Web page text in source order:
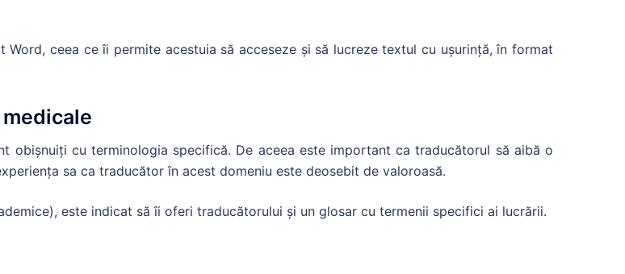
ceea ce îi permite acestuia să acceseze și să lucreze textul cu ușurință, în format
obișnuiți cu terminologia specifică. De aceea este important ca traducătorul să aibă o
sa ca traducător în acest domeniu este deosebit de valoroasă.
este indicat să îi oferi traducătorului și un glosar cu termenii specifici ai lucrării.